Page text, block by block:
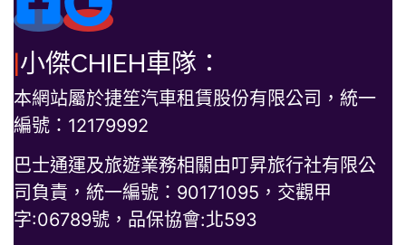
|小傑CHIEH車隊：
本網站屬於捷笙汽車租賃股份有限公司，統一
編號：12179992
巴士通運及旅遊業務相關由叮昇旅行社有限公
司負責，統一編號：90171095，交觀甲
字:06789號，品保協會:北593